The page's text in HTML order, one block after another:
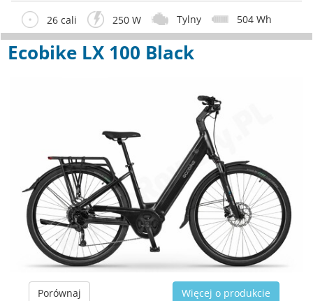
26 cali 250 W Tylny 504 Wh
Ecobike LX 100 Black
Porównaj
Więcej o produkcie